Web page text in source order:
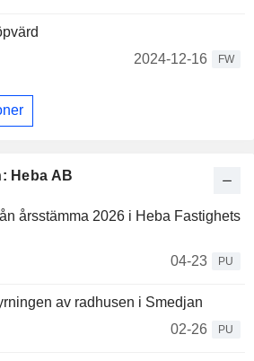
2024-12-16
FW
Heba AB
årsstämma 2026 i Heba Fastighets
04-23
PU
av radhusen i Smedjan
02-26
PU